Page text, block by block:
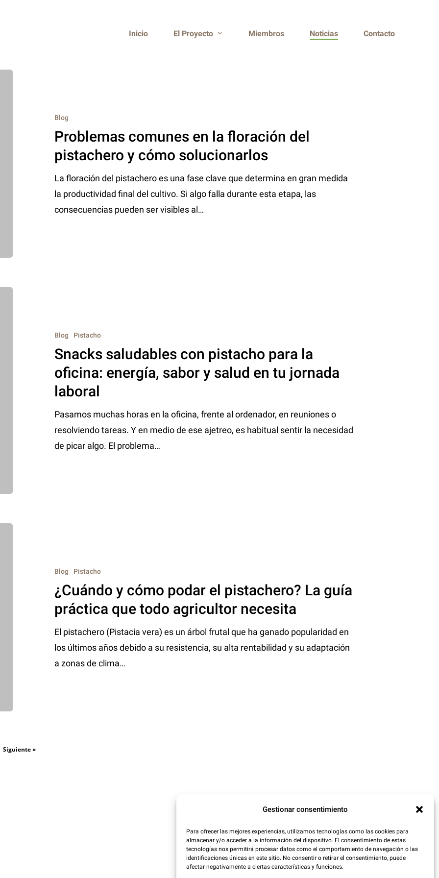
Gestionar consentimiento
Para ofrecer las mejores experiencias, utilizamos tecnologías como las cookies para
almacenar y/o acceder a la información del dispositivo. El consentimiento de estas
tecnologías nos permitirá procesar datos como el comportamiento de navegación o las
identificaciones únicas en este sitio. No consentir o retirar el consentimiento, puede
afectar negativamente a ciertas características y funciones.
Inicio El Proyecto Miembros Noticias Contacto
Blog
Problemas comunes en la floración del
pistachero y cómo solucionarlos
La floración del pistachero es una fase clave que determina en gran medida
la productividad final del cultivo. Si algo falla durante esta etapa, las
consecuencias pueden ser visibles al…
Blog Pistacho
Snacks saludables con pistacho para la
oficina: energía, sabor y salud en tu jornada
laboral
Pasamos muchas horas en la oficina, frente al ordenador, en reuniones o
resolviendo tareas. Y en medio de ese ajetreo, es habitual sentir la necesidad
de picar algo. El problema…
Blog Pistacho
¿Cuándo y cómo podar el pistachero? La guía
práctica que todo agricultor necesita
El pistachero (Pistacia vera) es un árbol frutal que ha ganado popularidad en
los últimos años debido a su resistencia, su alta rentabilidad y su adaptación
a zonas de clima…
Siguiente »